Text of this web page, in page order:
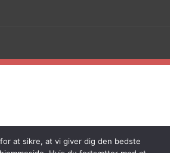
at sikre, at vi giver dig den bedste